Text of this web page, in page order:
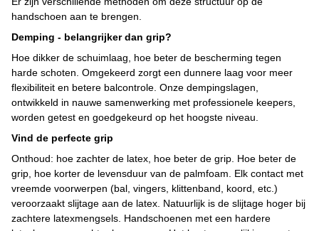
handschoen aan te brengen.
Demping - belangrijker dan grip?
Hoe dikker de schuimlaag, hoe beter de bescherming tegen
harde schoten. Omgekeerd zorgt een dunnere laag voor meer
flexibiliteit en betere balcontrole. Onze dempingslagen,
ontwikkeld in nauwe samenwerking met professionele keepers,
worden getest en goedgekeurd op het hoogste niveau.
Vind de perfecte grip
Onthoud: hoe zachter de latex, hoe beter de grip. Hoe beter de
grip, hoe korter de levensduur van de palmfoam. Elk contact met
vreemde voorwerpen (bal, vingers, klittenband, koord, etc.)
veroorzaakt slijtage aan de latex. Natuurlijk is de slijtage hoger bij
zachtere latexmengsels. Handschoenen met een hardere